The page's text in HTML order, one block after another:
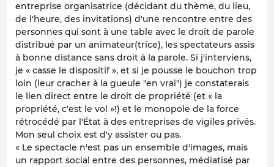
entreprise organisatrice (décidant du thème, du lieu,
de l'heure, des invitations) d'une rencontre entre des
personnes qui sont à une table avec le droit de parole
distribué par un animateur(trice), les spectateurs assis
à bonne distance sans droit à la parole. Si j'interviens,
je « casse le dispositif », et si je pousse le bouchon trop
loin (leur cracher à la gueule "en vrai") je constaterais
le lien direct entre le droit de propriété (et « la
propriété, c'est le vol »!) et le monopole de la force
rétrocédé par l'État à des entreprises de vigiles privés.
Mon seul choix est d'y assister ou pas.
« Le spectacle n'est pas un ensemble d'images, mais
un rapport social entre des personnes, médiatisé par